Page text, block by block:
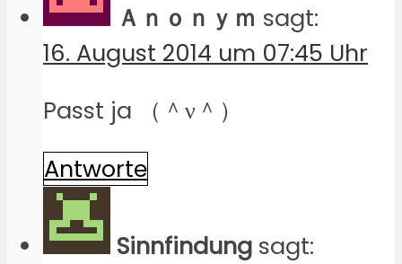
Ａｎｏｎｙｍ sagt:
16. August 2014 um 07:45 Uhr
Passt ja （＾ν＾）
Antworte
Sinnfindung sagt: